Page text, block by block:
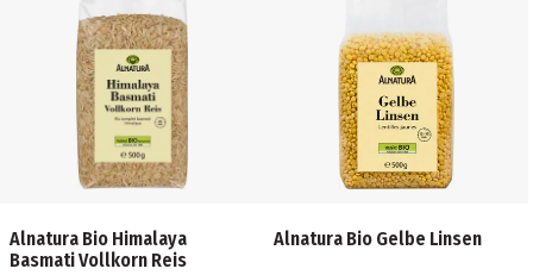
Alnatura Bio Himalaya
Basmati Vollkorn Reis
Alnatura Bio Gelbe Linsen